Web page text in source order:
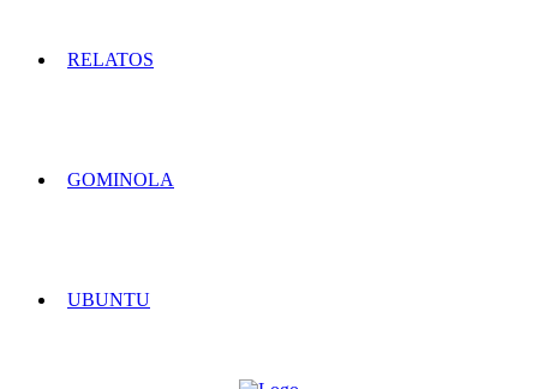
RELATOS
GOMINOLA
UBUNTU